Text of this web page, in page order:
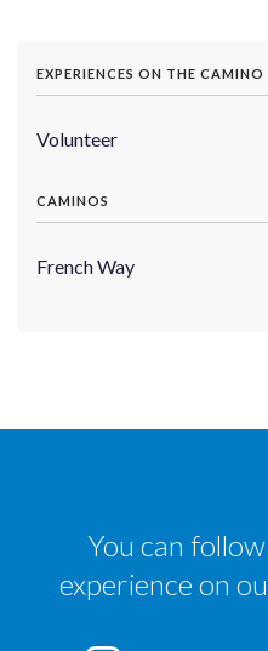
EXPERIENCES ON THE CAMINO
Volunteer
CAMINOS
French Way
You can
experience on